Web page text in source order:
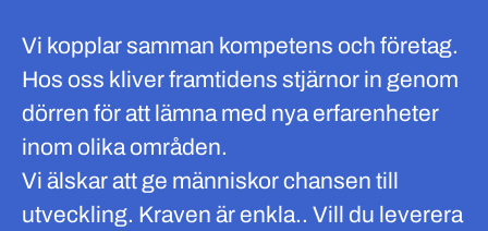
Vi kopplar samman kompetens och företag.
Hos oss kliver framtidens stjärnor in genom
dörren för att lämna med nya erfarenheter
inom olika områden.
Vi älskar att ge människor chansen till
utveckling. Kraven är enkla.. Vill du leverera